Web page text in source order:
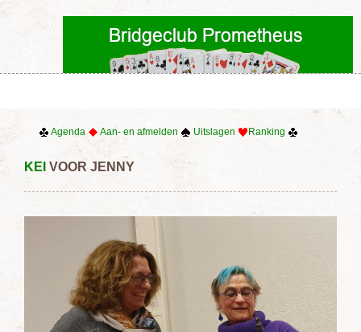
Agenda Aan- en afmelden Uitslagen Ranking
KEI VOOR JENNY